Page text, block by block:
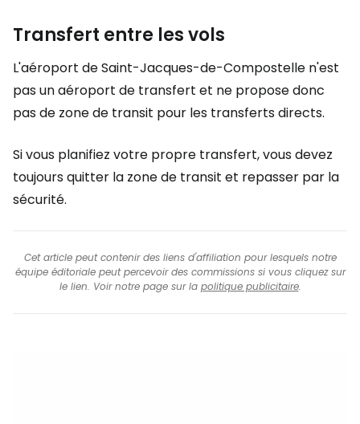
Transfert entre les vols
L'aéroport de Saint-Jacques-de-Compostelle n'est
pas un aéroport de transfert et ne propose donc
pas de zone de transit pour les transferts directs.
Si vous planifiez votre propre transfert, vous devez
toujours quitter la zone de transit et repasser par la
sécurité.
Cet article peut contenir des liens d'affiliation pour lesquels notre
équipe éditoriale peut percevoir des commissions si vous cliquez sur
le lien. Voir notre page sur la politique publicitaire.